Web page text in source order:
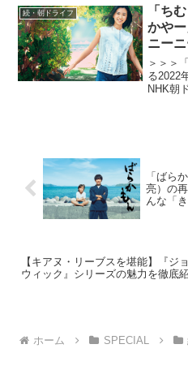
く本作
間たち
続・朝ドライフ
「ち
かや
ニー
シーン
＞＞＞
る2022
NHK朝
「ばら
亮）の
んな「
【キアヌ・リーブスを堪能】『ジ
ウィック』シリーズの魅力を徹底
ホーム SPECIAL